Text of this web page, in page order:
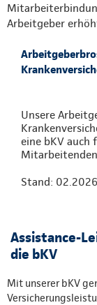
Arbeitgeber
Unsere
eine bKV auch
Stand: 02.2026
Assistance-
die bKV
Mit unserer bKV